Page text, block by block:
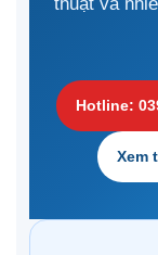
Hotline:
Xem